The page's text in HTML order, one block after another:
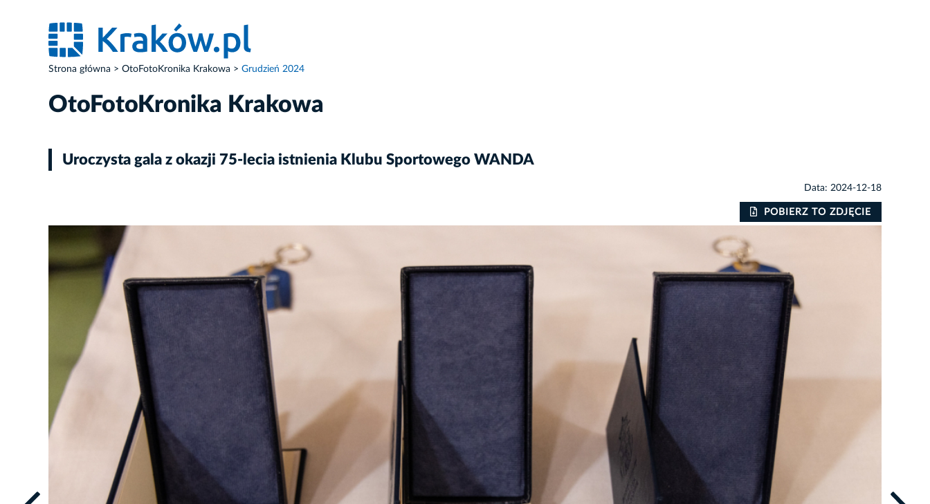
Strona główna OtoFotoKronika Krakowa Grudzień 2024
OtoFotoKronika Krakowa
Uroczysta gala z okazji 75-lecia istnienia Klubu Sportowego WANDA
Data: 2024-12-18
POBIERZ TO ZDJĘCIE